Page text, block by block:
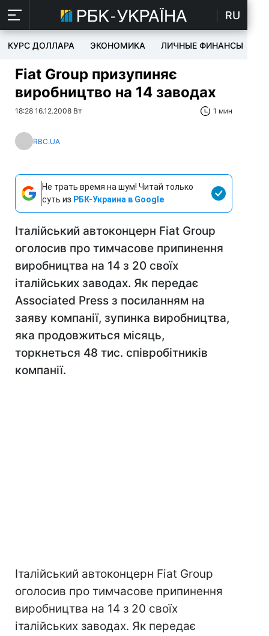
RU
КУРС ДОЛЛАРА ЭКОНОМИКА ЛИЧНЫЕ ФИНАНСЫ
Fiat Group призупиняє
виробництво на 14 заводах
18:28 16.12.2008 Вт 1 мин
RBC.UA
Не трать время на шум! Читай только
суть из РБК-Украина в Google
Італійський автоконцерн Fiat Group
оголосив про тимчасове припинення
виробництва на 14 з 20 своїх
італійських заводах. Як передає
Associated Press з посиланням на
заяву компанії, зупинка виробництва,
яка продовжиться місяць,
торкнеться 48 тис. співробітників
компанії.
Італійський автоконцерн Fiat Group
оголосив про тимчасове припинення
виробництва на 14 з 20 своїх
італійських заводах. Як передає